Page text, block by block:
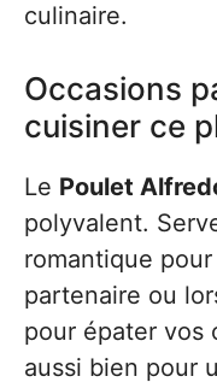
culinaire.
Occasions
cuisiner ce
Le Poulet
polyvalent.
romantique
partenaire ou
pour épater vos
aussi bien pour